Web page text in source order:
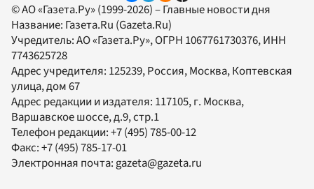
© АО «Газета.Ру» (1999-2026) – Главные новости дня
Название: Газета.Ru (Gazeta.Ru)
Учредитель:АО «Газета.Ру», ОГРН 1067761730376, ИНН
7743625728
Адрес учредителя: 125239, Россия, Москва, Коптевская
улица, дом 67
Адрес редакции и издателя: 117105, г. Москва,
Варшавское шоссе, д.9, стр.1
Телефон редакции:+7 (495) 785-00-12
Факс:+7 (495) 785-17-01
Электронная почта: gazeta@gazeta.ru